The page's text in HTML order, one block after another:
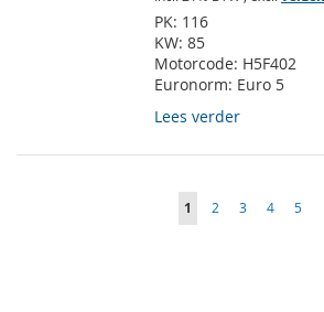
PK: 116
KW: 85
Motorcode: H5F402
Euronorm: Euro 5
Lees verder
Pagina
U1 Pagina
2 Pagina
3 Pagina
4 5